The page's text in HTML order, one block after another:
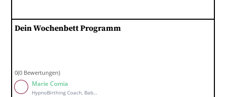
Dein Wochen­bett Programm
0(0 Bewertungen)
Marie Comia
HypnoBirthing Coach, Babymassage Kursleiterin, Wochenbett Coach & holistischer Babycoach